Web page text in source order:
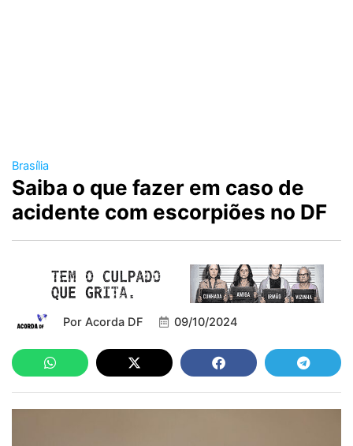
Brasília
Saiba o que fazer em caso de
acidente com escorpiões no DF
Por Acorda DF 09/10/2024